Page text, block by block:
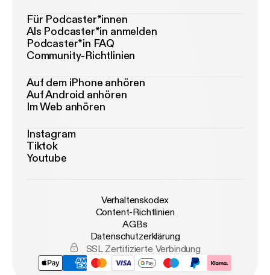
Für Podcaster*innen
Als Podcaster*in anmelden
Podcaster*in FAQ
Community-Richtlinien
Auf dem iPhone anhören
Auf Android anhören
Im Web anhören
Instagram
Tiktok
Youtube
Verhaltenskodex
Content-Richtlinien
AGBs
Datenschutzerklärung
SSL Zertifizierte Verbindung